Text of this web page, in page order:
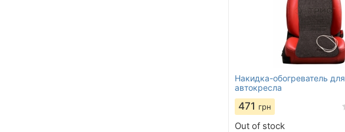
Накидка-обогреватель для
автокресла
471 грн
Out of stock